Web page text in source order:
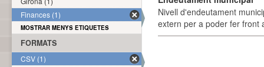
Nivell d'endeutament
extern per a poder fer front
Finances (1)
MOSTRAR MENYS ETIQUETES
FORMATS
CSV (1)